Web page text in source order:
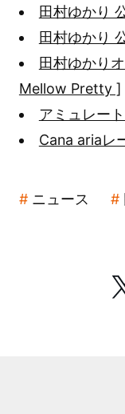
田村ゆかり
田村ゆかり
田村ゆかり
Mellow Pretty ]
アミュレー
Cana ariaレ
ニュース